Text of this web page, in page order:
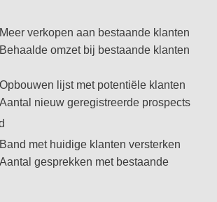
aan bestaande klanten
omzet bij bestaande klanten
lijst met potentiële klanten
geregistreerde prospects
huidige klanten versterken
met bestaande